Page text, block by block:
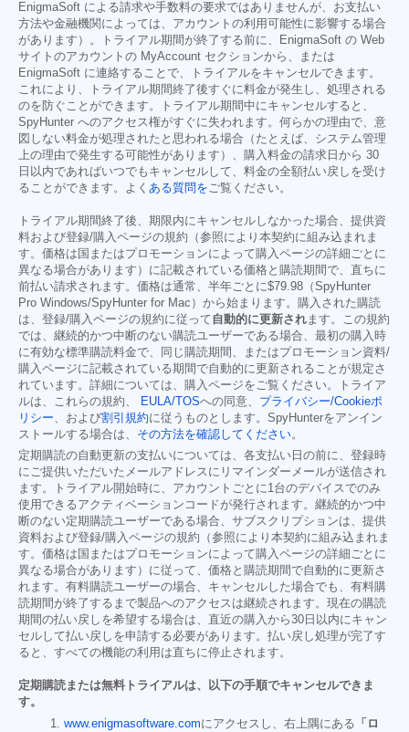
EnigmaSoft による請求や手数料の要求ではありませんが、お支払い
方法や金融機関によっては、アカウントの利用可能性に影響する場合
があります）。トライアル期間が終了する前に、EnigmaSoft の Web
サイトのアカウントの MyAccount セクションから、または
EnigmaSoft に連絡することで、トライアルをキャンセルできます。
これにより、トライアル期間終了後すぐに料金が発生し、処理される
のを防ぐことができます。トライアル期間中にキャンセルすると、
SpyHunter へのアクセス権がすぐに失われます。何らかの理由で、意
図しない料金が処理されたと思われる場合（たとえば、システム管理
上の理由で発生する可能性があります）、購入料金の請求日から 30
日以内であればいつでもキャンセルして、料金の全額払い戻しを受け
ることができます。よく ある質問をご覧ください。
トライアル期間終了後、期限内にキャンセルしなかった場合、提供資
料および登録/購入ページの規約（参照により本契約に組み込まれま
す。価格は国またはプロモーションによって購入ページの詳細ごとに
異なる場合があります）に記載されている価格と購読期間で、直ちに
前払い請求されます。価格は通常、半年ごとに$79.98 （SpyHunter
Pro Windows/SpyHunter for Mac）から始まります。購入された購読
は、登録/購入ページの規約に従って 自動的に更新されます。この規約
では、継続的かつ中断のない購読ユーザーである場合、最初の購入時
に有効な標準購読料金で、同じ購読期間、またはプロモーション資料/
購入ページに記載されている期間で自動的に更新されることが規定さ
れています。詳細については、購入ページをご覧ください。トライア
ルは、これらの規約、
EULA/TOSへの同意、 プライバシー/Cookieポ
リシー、および割引規約に従うものとします。SpyHunterをアンイン
ストールする場合は、 その方法を確認してください。
定期購読の自動更新の支払いについては、各支払い日の前に、登録時
にご提供いただいたメールアドレスにリマインダーメールが送信され
ます。トライアル開始時に、アカウントごとに1台のデバイスでのみ
使用できるアクティベーションコードが発行されます。継続的かつ中
断のない定期購読ユーザーである場合、サブスクリプションは、提供
資料および登録/購入ページの規約（参照により本契約に組み込まれま
す。価格は国またはプロモーションによって購入ページの詳細ごとに
異なる場合があります）に従って、価格と購読期間で自動的に更新さ
れます。有料購読ユーザーの場合、キャンセルした場合でも、有料購
読期間が終了するまで製品へのアクセスは継続されます。現在の購読
期間の払い戻しを希望する場合は、直近の購入から30日以内にキャン
セルして払い戻しを申請する必要があります。払い戻し処理が完了す
ると、すべての機能の利用は直ちに停止されます。
定期購読または無料トライアルは、以下の手順でキャンセルできま
す。
www.enigmasoftware.comにアクセスし、右上隅にある 「ロ